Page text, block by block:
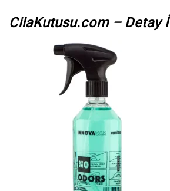
CilaKutusu.com – Detay